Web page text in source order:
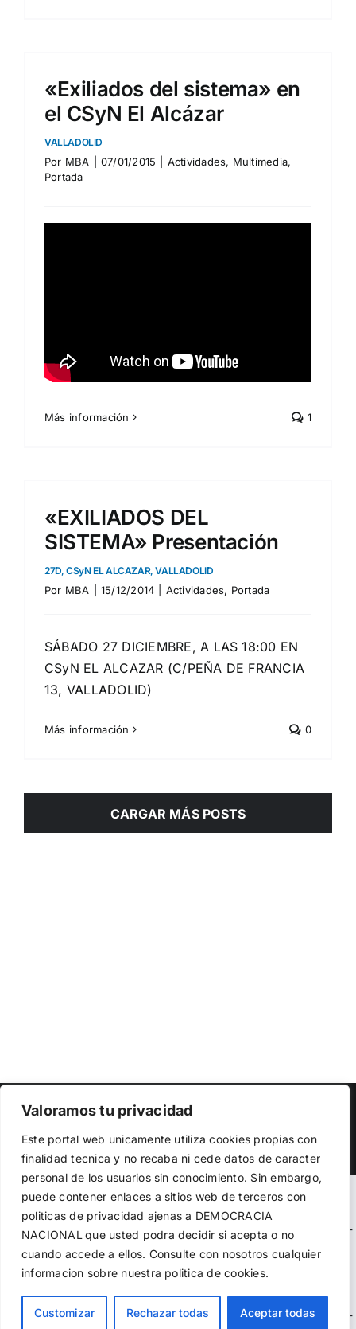
Valoramos tu privacidad
Este portal web unicamente utiliza cookies propias con
finalidad tecnica y no recaba ni cede datos de caracter
personal de los usuarios sin conocimiento. Sin embargo,
puede contener enlaces a sitios web de terceros con
politicas de privacidad ajenas a DEMOCRACIA
NACIONAL que usted podra decidir si acepta o no
cuando accede a ellos. Consulte con nosotros cualquier
informacion sobre nuestra politica de cookies.
Customizar Rechazar todas Aceptar todas
«Exiliados del sistema» en
el CSyN El Alcázar
VALLADOLID
Por MBA 07/01/2015 Actividades, Multimedia,
Portada
Más información 1
«EXILIADOS DEL
SISTEMA» Presentación
27D, CSyN EL ALCAZAR, VALLADOLID
Por MBA 15/12/2014 Actividades, Portada
SÁBADO 27 DICIEMBRE, A LAS 18:00 EN
CSyN EL ALCAZAR (C/PEÑA DE FRANCIA
13, VALLADOLID)
Más información 0
CARGAR MÁS POSTS
Copyright 2023 | Democracia Nacional
Facebook
TwitterInstagram
Warning : Undefined variable $visibility_homepage in
/home/demopwcr/public_html/wp-content/plugins/kn-
mobile-sharebar/kn_mobile_sharebar.php on line71
Warning: Undefined variable $visibility_page in
/home/demopwcr/public_html/wp-content/plugins/kn-
el funcionamiento de la web, medir su uso y mejorar
nuestros servicios. Puede aceptar todas las cookies,
rechazar las no necesarias o configurar sus preferencias.
Política de cookies
Aceptar todo
Rechazar
Configurar